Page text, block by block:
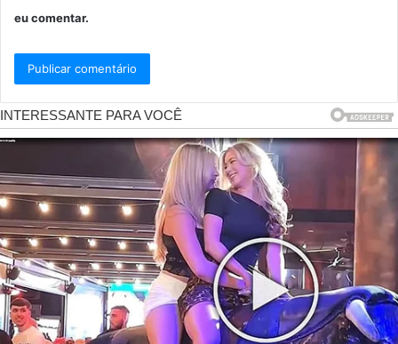
eu comentar.